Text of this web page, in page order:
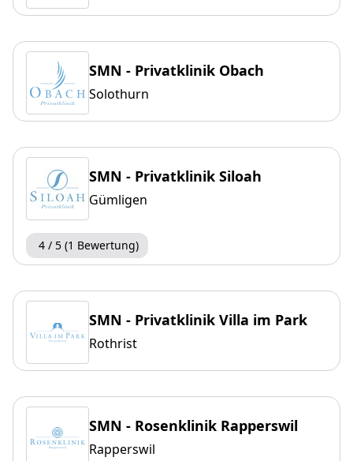
SMN - Privatklinik Obach
Solothurn
SMN - Privatklinik Siloah
Gümligen
4 / 5 (1 Bewertung)
SMN - Privatklinik Villa im Park
Rothrist
SMN - Rosenklinik Rapperswil
Rapperswil